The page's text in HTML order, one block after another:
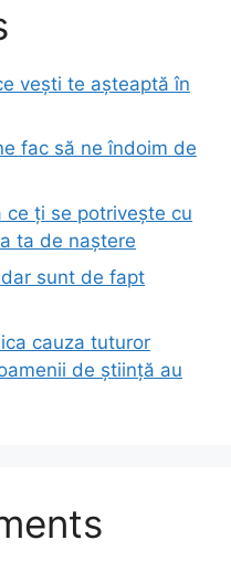
vești te așteaptă în
fac să ne îndoim de
ce ți se potrivește cu
ta de naștere
sunt de fapt
cauza tuturor
de știință au